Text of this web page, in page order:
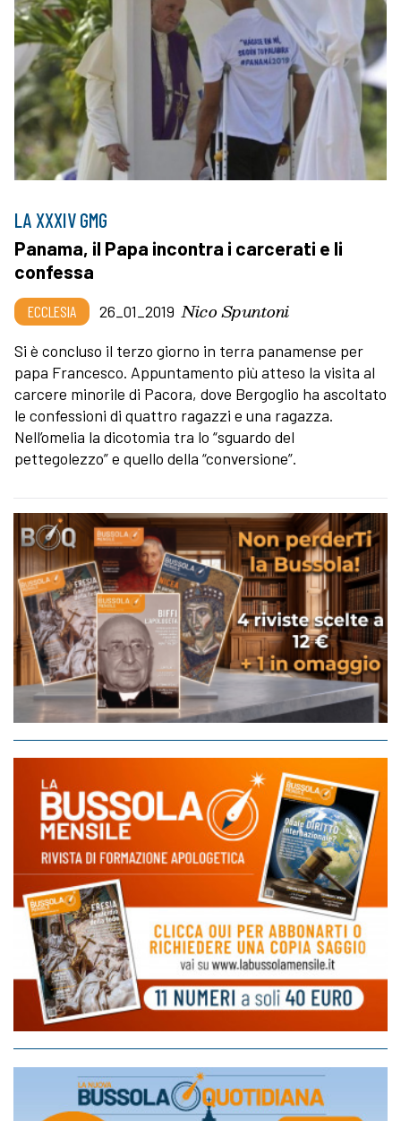
LA XXXIV GMG
Panama, il Papa incontra i carcerati e li
confessa
ECCLESIA 26_01_2019 Nico Spuntoni
Si è concluso il terzo giorno in terra panamense per
papa Francesco. Appuntamento più atteso la visita al
carcere minorile di Pacora, dove Bergoglio ha ascoltato
le confessioni di quattro ragazzi e una ragazza.
Nell’omelia la dicotomia tra lo “sguardo del
pettegolezzo” e quello della “conversione”.